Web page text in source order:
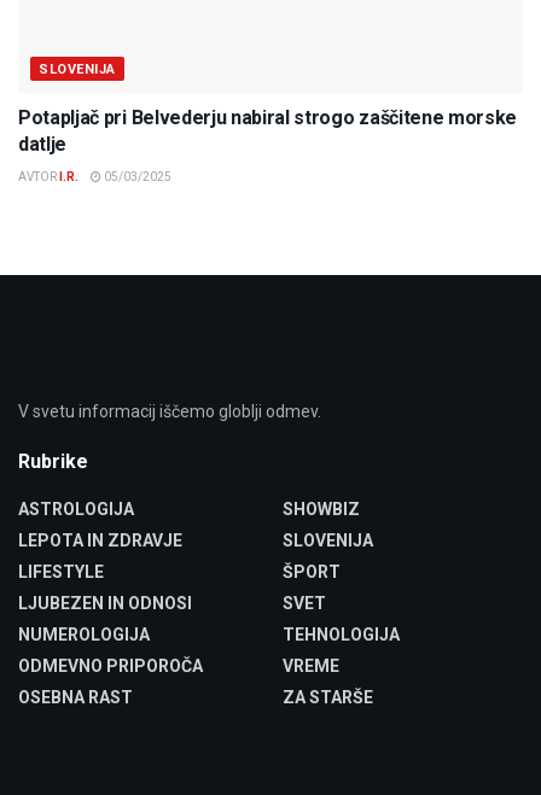
SLOVENIJA
Potapljač pri Belvederju nabiral strogo zaščitene morske
datlje
AVTOR I.R. 05/03/2025
V svetu informacij iščemo globlji odmev.
Rubrike
ASTROLOGIJA
LEPOTA IN ZDRAVJE
LIFESTYLE
LJUBEZEN IN ODNOSI
NUMEROLOGIJA
ODMEVNO PRIPOROČA
OSEBNA RAST
SHOWBIZ
SLOVENIJA
ŠPORT
SVET
TEHNOLOGIJA
VREME
ZA STARŠE